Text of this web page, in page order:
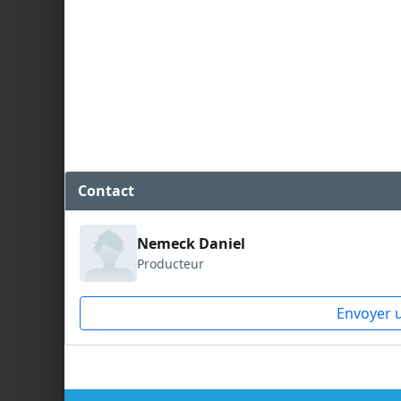
Contact
Nemeck Daniel
Producteur
Envoyer